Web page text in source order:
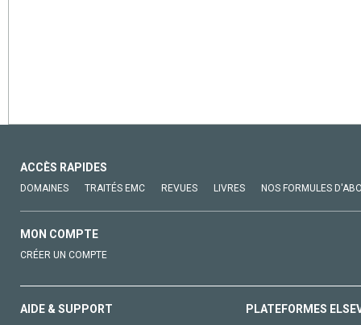
ACCÈS RAPIDES
DOMAINES TRAITÉS EMC REVUES LIVRES NOS FORMULES
MON COMPTE
CRÉER UN COMPTE
AIDE & SUPPORT PLATEFORMES